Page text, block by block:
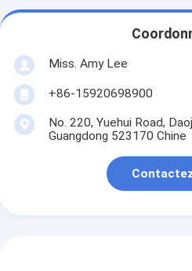
Miss. Amy Lee
+86-15920698900
No. 220, Yuehui Road,
Guangdong 523170 Chine